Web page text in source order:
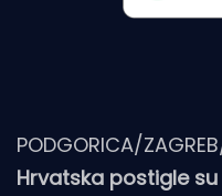
PODGORICA/
Hrvatska postigle